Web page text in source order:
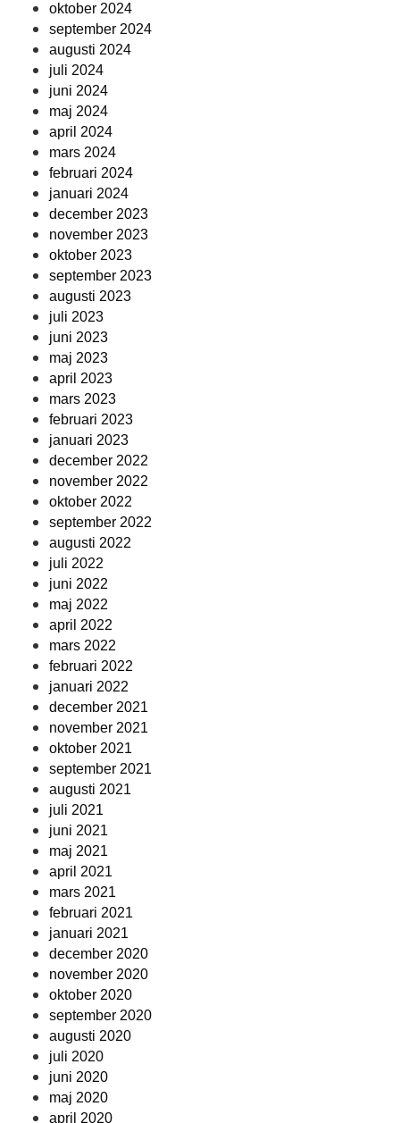
oktober 2024
september 2024
augusti 2024
juli 2024
juni 2024
maj 2024
april 2024
mars 2024
februari 2024
januari 2024
december 2023
november 2023
oktober 2023
september 2023
augusti 2023
juli 2023
juni 2023
maj 2023
april 2023
mars 2023
februari 2023
januari 2023
december 2022
november 2022
oktober 2022
september 2022
augusti 2022
juli 2022
juni 2022
maj 2022
april 2022
mars 2022
februari 2022
januari 2022
december 2021
november 2021
oktober 2021
september 2021
augusti 2021
juli 2021
juni 2021
maj 2021
april 2021
mars 2021
februari 2021
januari 2021
december 2020
november 2020
oktober 2020
september 2020
augusti 2020
juli 2020
juni 2020
maj 2020
april 2020